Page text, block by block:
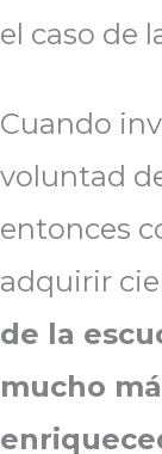
el caso de
Cuando
voluntad
entonces
adquirir
de la
mucho